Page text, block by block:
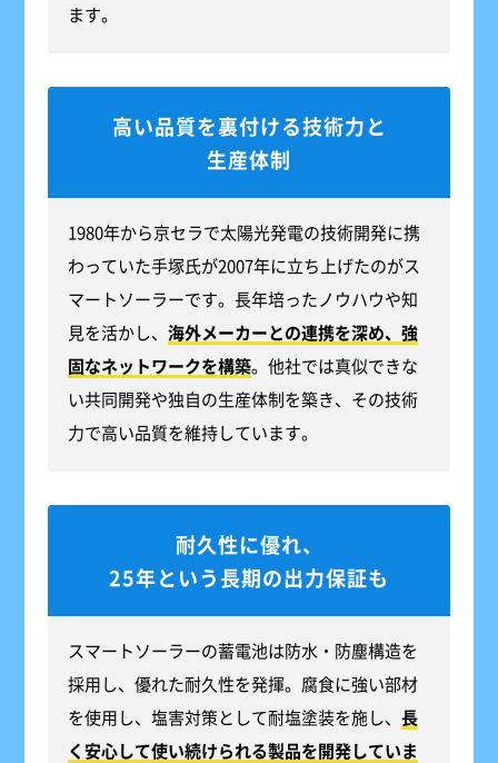
ます。
高い品質を裏付ける技術力と
生産体制
1980年から京セラで太陽光発電の技術開発に携
わっていた手塚氏が2007年に立ち上げたのがス
マートソーラーです。長年培ったノウハウや知
見を活かし、 海外メーカーとの連携を深め、強
固なネットワークを構築。他社では真似できな
い共同開発や独自の生産体制を築き、その技術
力で高い品質を維持しています。
耐久性に優れ、
25年という長期の出力保証も
スマートソーラーの蓄電池は防水・防塵構造を
採用し、優れた耐久性を発揮。腐食に強い部材
を使用し、塩害対策として耐塩塗装を施し、 長
く安心して使い続けられる製品を開発していま